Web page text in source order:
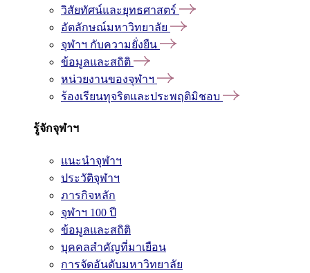
วิสัยทัศน์และยุทธศาสตร์
อัตลักษณ์มหาวิทยาลัย
จุฬาฯ กับความยั่งยืน
ข้อมูลและสถิติ
หน่วยงานของจุฬาฯ
ร้องเรียนทุจริตและประพฤติมิชอบ
รู้จักจุฬาฯ
แนะนำจุฬาฯ
ประวัติจุฬาฯ
ภารกิจหลัก
จุฬาฯ 100 ปี
ข้อมูลและสถิติ
บุคคลสำคัญที่มาเยือน
การจัดอันดับมหาวิทยาลัย